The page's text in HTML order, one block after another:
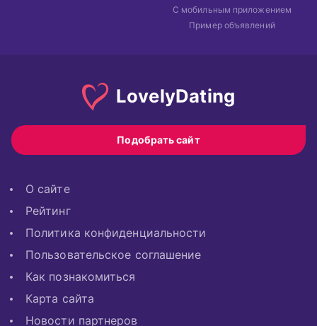
С мобильным приложением
Пример объявлений
LovelyDating
Подобрать сайт
О сайте
Рейтинг
Политика конфиденциальности
Пользовательское соглашение
Как познакомиться
Карта сайта
Новости партнеров